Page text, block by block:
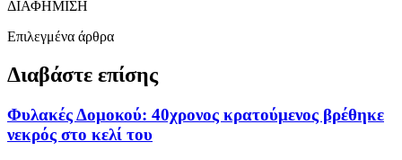
ΔΙΑΦΗΜΙΣΗ
Επιλεγμένα άρθρα
Διαβάστε επίσης
Φυλακές Δομοκού: 40χρονος κρατούμενος βρέθηκε
νεκρός στο κελί του